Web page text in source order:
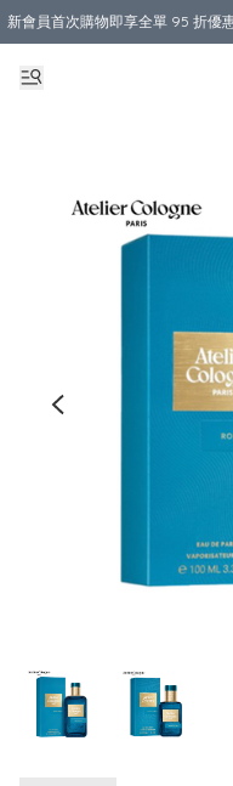
新會員首次購物即享全單 95 折優
購物滿 HKD 800.00即享免運費優